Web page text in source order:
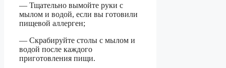
— Тщательно вымойте руки с
мылом и водой, если вы готовили
пищевой аллерген;
— Скрабируйте столы с мылом и
водой после каждого
приготовления пищи.